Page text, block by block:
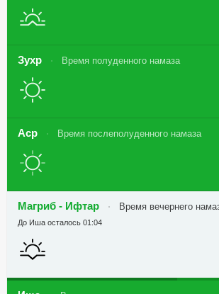
Зухр Время полуденного намаза
Аср Время послеполуденного намаза
Магриб - Ифтар Время вечернего
До Иша осталось 01:04